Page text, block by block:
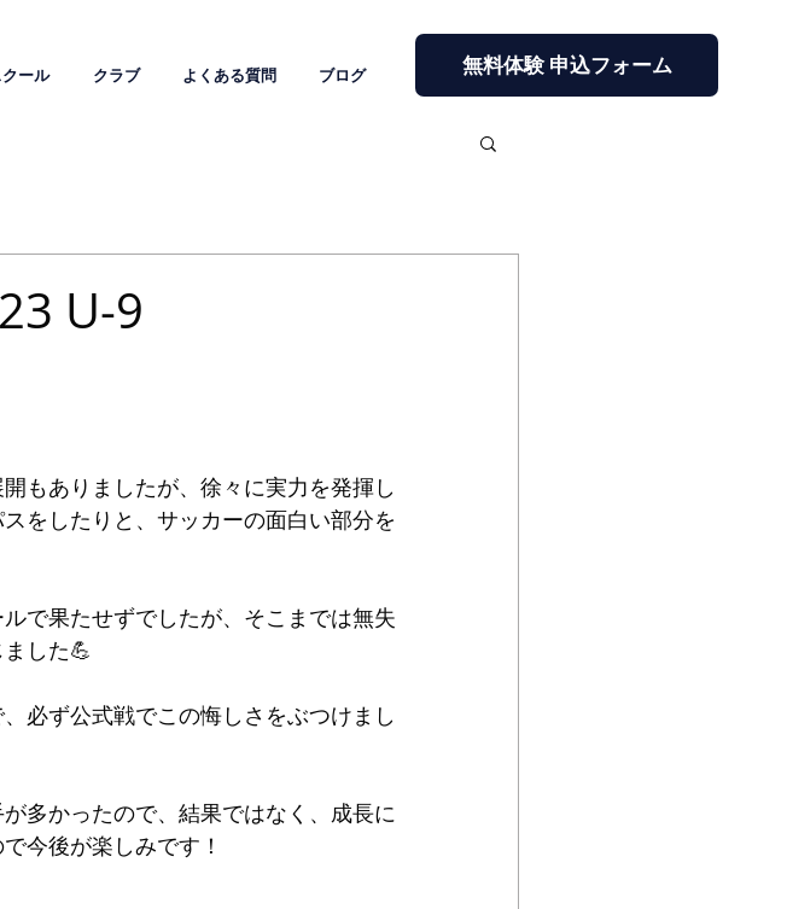
クール クラブ よくある質問 ブログ 無料体験 申込フォーム
U-9
もありましたが、徐々に実力を発揮し
をしたりと、サッカーの面白い部分を
で果たせずでしたが、そこまでは無失
した💪
必ず公式戦でこの悔しさをぶつけまし
多かったので、結果ではなく、成長に
今後が楽しみです！